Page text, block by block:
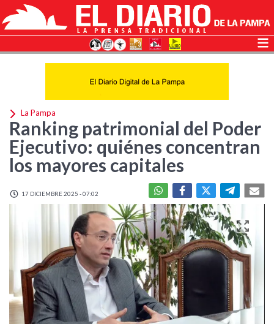
La Pampa
Ranking patrimonial del Poder
Ejecutivo: quiénes concentran
los mayores capitales
17 DICIEMBRE 2025 - 07:02